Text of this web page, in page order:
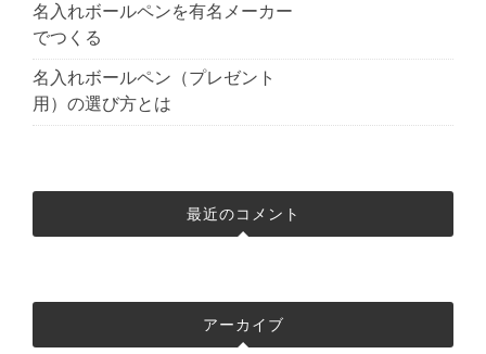
名入れボールペンを有名メーカー
でつくる
名入れボールペン（プレゼント
用）の選び方とは
最近のコメント
アーカイブ